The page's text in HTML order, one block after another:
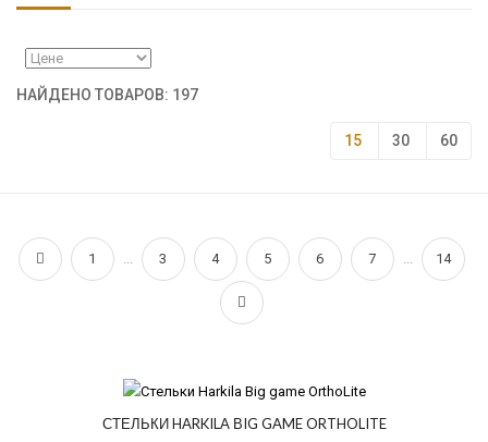
НАЙДЕНО ТОВАРОВ: 197
15 30 60
1 3 4 5 6 7 14
СТЕЛЬКИ HARKILA ВIG GAME ORTHOLITE